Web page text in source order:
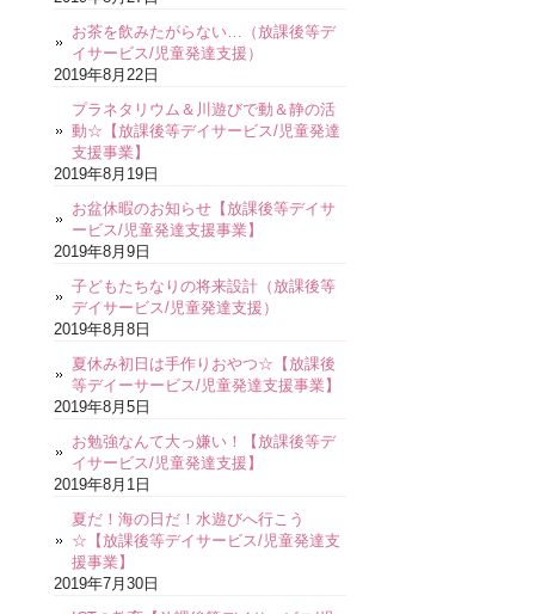
お茶を飲みたがらない…（放課後等デ
イサービス/児童発達支援）
2019年8月22日
プラネタリウム＆川遊びで動＆静の活
動☆【放課後等デイサービス/児童発達
支援事業】
2019年8月19日
お盆休暇のお知らせ【放課後等デイサ
ービス/児童発達支援事業】
2019年8月9日
子どもたちなりの将来設計（放課後等
デイサービス/児童発達支援）
2019年8月8日
夏休み初日は手作りおやつ☆【放課後
等デイーサービス/児童発達支援事業】
2019年8月5日
お勉強なんて大っ嫌い！【放課後等デ
イサービス/児童発達支援】
2019年8月1日
夏だ！海の日だ！水遊びへ行こう
☆【放課後等デイサービス/児童発達支
援事業】
2019年7月30日